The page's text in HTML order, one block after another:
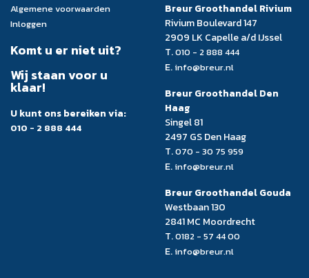
Algemene voorwaarden
Inloggen
Komt u er niet uit?
Wij staan voor u
klaar!
U kunt ons bereiken via:
010 - 2 888 444
Breur Groothandel Rivium
Rivium Boulevard 147
2909 LK Capelle a/d IJssel
T.010 - 2 888 444
E. info@breur.nl
Breur Groothandel Den
Haag
Singel 81
2497 GS Den Haag
T.070 - 30 75 959
E. info@breur.nl
Breur Groothandel Gouda
Westbaan 130
2841 MC Moordrecht
T.0182 - 57 44 00
E. info@breur.nl